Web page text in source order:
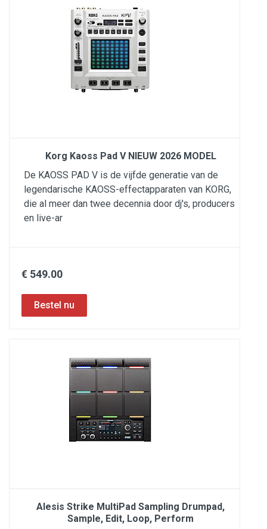
Korg Kaoss Pad V NIEUW 2026 MODEL
De KAOSS PAD V is de vijfde generatie van de
legendarische KAOSS-effectapparaten van KORG,
die al meer dan twee decennia door dj's, producers
en live-ar
€ 549.00
Alesis Strike MultiPad Sampling Drumpad,
Sample, Edit, Loop, Perform